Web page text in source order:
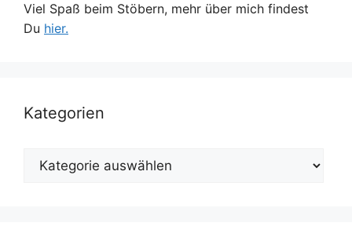
Viel Spaß beim Stöbern, mehr über mich findest
Du hier.
Kategorien
Kategorien